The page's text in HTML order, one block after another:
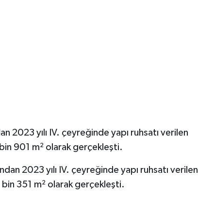
2023 yılı IV. çeyreğinde yapı ruhsatı verilen
901 m² olarak gerçekleşti.
2023 yılı IV. çeyreğinde yapı ruhsatı verilen
bin 351 m² olarak gerçekleşti.